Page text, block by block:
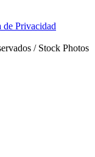
de Privacidad
/ Stock Photos